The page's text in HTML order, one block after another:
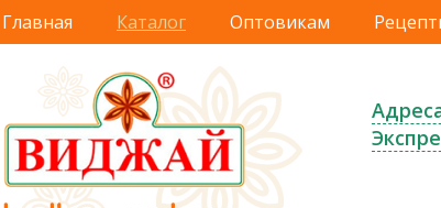
Главная Каталог Оптовикам